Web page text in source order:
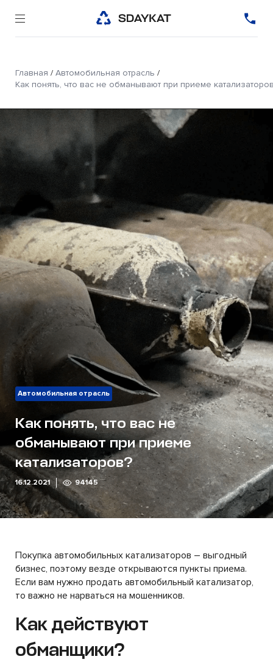
Главная / Автомобильная отрасль /
Как понять, что вас не обманывают при приеме
Автомобильная отрасль
Как понять, что вас не
обманывают при приеме
катализаторов?
16.12.2021 94145
Покупка автомобильных катализаторов – выгодный
бизнес, поэтому везде открываются пункты приема.
Если вам нужно продать автомобильный катализатор,
то важно не нарваться на мошенников.
Как действуют
обманщики?